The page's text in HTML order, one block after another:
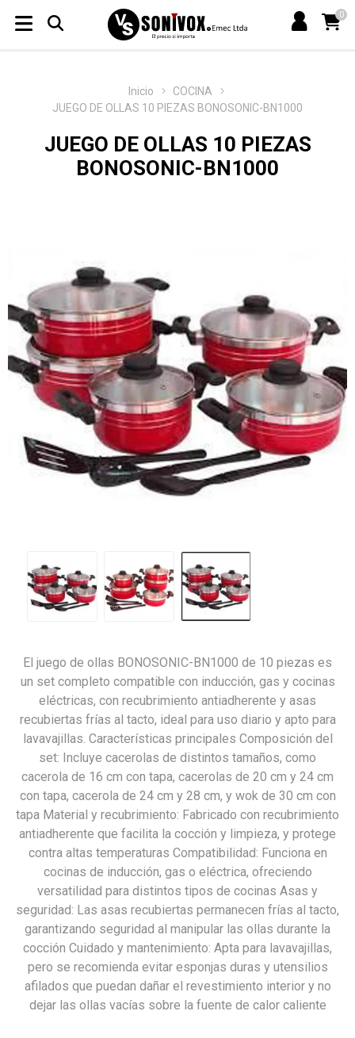
0
Inicio
COCINA
JUEGO DE OLLAS 10 PIEZAS BONOSONIC-BN1000
JUEGO DE OLLAS 10 PIEZAS
BONOSONIC-BN1000
El juego de ollas BONOSONIC-BN1000 de 10 piezas es
un set completo compatible con inducción, gas y cocinas
eléctricas, con recubrimiento antiadherente y asas
recubiertas frías al tacto, ideal para uso diario y apto para
lavavajillas. Características principales Composición del
set: Incluye cacerolas de distintos tamaños, como
cacerola de 16 cm con tapa, cacerolas de 20 cm y 24 cm
con tapa, cacerola de 24 cm y 28 cm, y wok de 30 cm con
tapa Material y recubrimiento: Fabricado con recubrimiento
antiadherente que facilita la cocción y limpieza, y protege
contra altas temperaturas Compatibilidad: Funciona en
cocinas de inducción, gas o eléctrica, ofreciendo
versatilidad para distintos tipos de cocinas Asas y
seguridad: Las asas recubiertas permanecen frías al tacto,
garantizando seguridad al manipular las ollas durante la
cocción Cuidado y mantenimiento: Apta para lavavajillas,
pero se recomienda evitar esponjas duras y utensilios
afilados que puedan dañar el revestimiento interior y no
dejar las ollas vacías sobre la fuente de calor caliente